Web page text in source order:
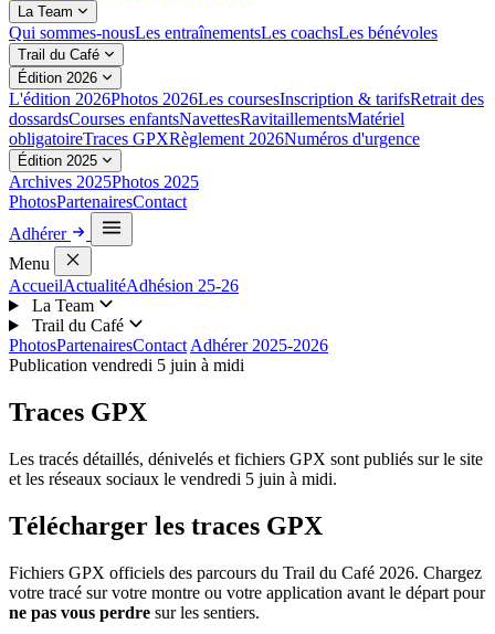
La Team
Qui sommes-nousLes entraînementsLes coachsLes bénévoles
Trail du Café
Édition 2026
L'édition 2026Photos 2026Les coursesInscription & tarifsRetrait des
dossardsCourses enfantsNavettesRavitaillementsMatériel
obligatoireTraces GPXRèglement 2026Numéros d'urgence
Édition 2025
Archives 2025Photos 2025
PhotosPartenairesContact
Adhérer
Menu
AccueilActualitéAdhésion 25-26
La Team
Trail du Café
PhotosPartenairesContact Adhérer 2025-2026
Publication vendredi 5 juin à midi
Traces GPX
Les tracés détaillés, dénivelés et fichiers GPX sont publiés sur le site
et les réseaux sociaux le vendredi 5 juin à midi.
Télécharger les traces GPX
Fichiers GPX officiels des parcours du Trail du Café 2026. Chargez
votre tracé sur votre montre ou votre application avant le départ pour
ne pas vous perdre sur les sentiers.